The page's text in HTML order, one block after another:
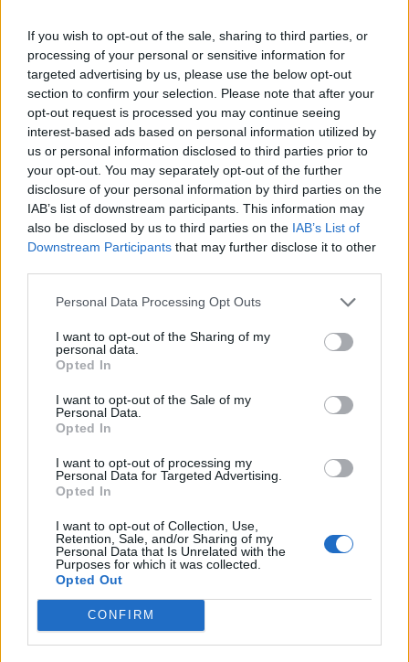
If you wish to opt-out of the sale, sharing to third parties, or
processing of your personal or sensitive information for
targeted advertising by us, please use the below opt-out
section to confirm your selection. Please note that after your
opt-out request is processed you may continue seeing
interest-based ads based on personal information utilized by
us or personal information disclosed to third parties prior to
your opt-out. You may separately opt-out of the further
disclosure of your personal information by third parties on the
IAB’s list of downstream participants. This information may
also be disclosed by us to third parties on the IAB’s List of
Downstream Participants that may further disclose it to other
Personal Data Processing Opt Outs
I want to opt-out of the Sharing of my
personal data.
Opted In
I want to opt-out of the Sale of my
Personal Data.
Opted In
I want to opt-out of processing my
Personal Data for Targeted Advertising.
Opted In
I want to opt-out of Collection, Use,
Retention, Sale, and/or Sharing of my
Personal Data that Is Unrelated with the
Purposes for which it was collected.
Opted Out
CONFIRM
offerta importante. Non metto la mano sul fuoco su nessuno,
forse solo su quelli che hanno sposato il progetto Napoli. Ho
letto che la Juventus ha alzato l’offerta per Osimhen a 85
milioni, ma non so se possono bastare, però di fronte a
queste cifre, le dinamiche diventano altre. PSG favorito? Erano
favoriti pure il Bayern Monaco e il Barcellona, ma l’Inter ha
dimostrato di essere una squadra compatta. Contro il
Manchester City perse solo 1-0 e ha rischiato anche di non
perderla. L’Inter ha dimostrato di avere un carattere che può
sopperire al gap tecnico. Direi di goderci una bella partita,
visto che siamo neutri, auguriamo il meglio a Kvara e Fabian
che si sta confermando il migliore al mondo. E’ stato decisivo,
Napoli, il Napoli aveva il 70% di possibilità di vincere, dopo
l’80%. Adesso incontrerà squadre che saranno già salve,
resta, credo che un progetto come quello del Napoli, sia per
questioni economiche e altro, è difficile trovarlo in Italia. Il